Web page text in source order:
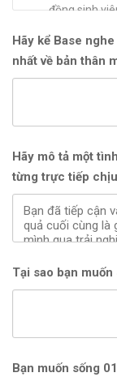
đồng sinh
Fanpage/
Bạn bè/
Khác
Hãy kể Base
nhất về bản thân
Hãy mô tả một
từng trực tiếp
Tại sao bạn
Bạn muốn sống